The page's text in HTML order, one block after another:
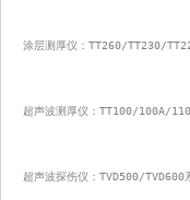
涂层测厚仪：TT260/TT230/
超声波测厚仪：TT100/100A/
超声波探伤仪：TVD500/TVD600